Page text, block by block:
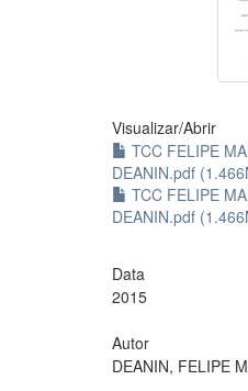
Visualizar/Abrir
TCC FELIPE
DEANIN.pdf
TCC FELIPE
DEANIN.pdf
Data
2015
Autor
DEANIN, FELIPE